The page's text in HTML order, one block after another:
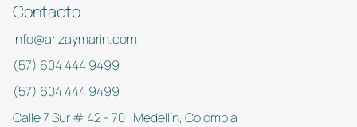
Contacto
info@arizaymarin.com
(57) 604 444 9499
(57) 604 444 9499
Calle 7 Sur # 42 - 70 Medellín, Colombia